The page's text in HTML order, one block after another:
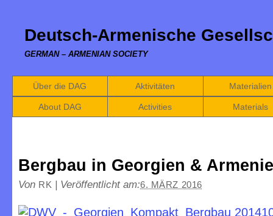
Deutsch-Armenische
GERMAN – ARMENIAN SOCIETY
Über die DAG Aktivitäten Materialien
About DAG Activities Materials
Bergbau in Georgien &
Von RK | Veröffentlicht am:6. MÄRZ 2016